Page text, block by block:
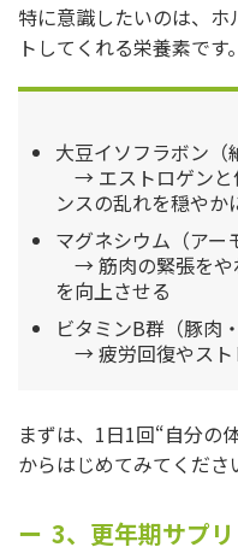
特に意識したいのは、
トしてくれる栄養素です。
大豆イソフラボン（
→ エストロゲンと
ンスの乱れを穏やか
マグネシウム（アー
→ 筋肉の緊張をや
を向上させる
ビタミンB群（豚肉
→ 疲労回復やスト
まずは、1日1回“自分の
からはじめてみてくださ
3、更年期サプ